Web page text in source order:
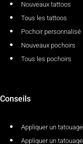
Nouveaux tattoos
Tous les tattoos
Pochoir personnalisé
Nouveaux pochoirs
Tous les pochoirs
Conseils
Appliquer un
Appliquer un